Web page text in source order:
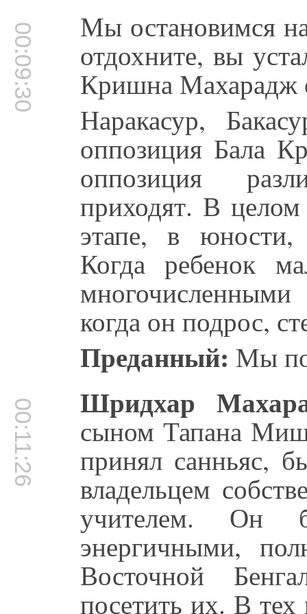
00:09:30 Мы остановимся
отдохните, вы
Кришна Махарадж
Наракасур,
оппозиция Бала
оппозиция
приходят. В
этапе, в юности,
Когда ребенок
когда он подрос,
Преданный: Мы
00:11:26 Шридхар
сыном Тапана
принял санньяс,
владельцем
учителем. Он
энергичными,
Восточной
посетить их. В